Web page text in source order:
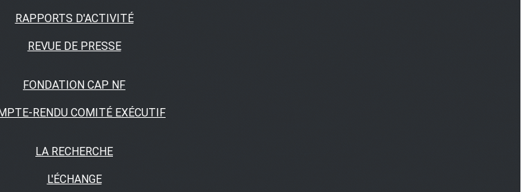
RAPPORTS D'ACTIVITÉ
REVUE DE PRESSE
FONDATION CAP NF
RENDU COMITÉ EXÉCUTIF
LA RECHERCHE
L'ÉCHANGE